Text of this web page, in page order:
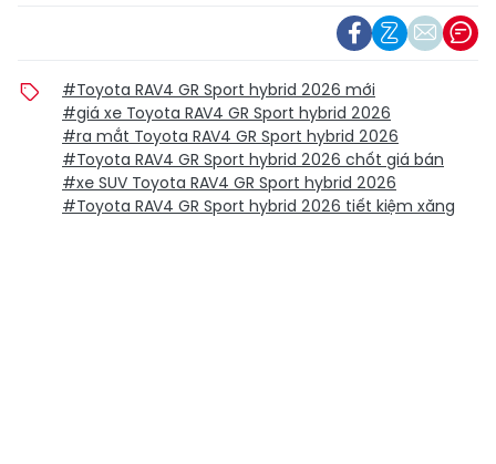
#Toyota RAV4 GR Sport hybrid 2026 mới
#giá xe Toyota RAV4 GR Sport hybrid 2026
#ra mắt Toyota RAV4 GR Sport hybrid 2026
#Toyota RAV4 GR Sport hybrid 2026 chốt giá bán
#xe SUV Toyota RAV4 GR Sport hybrid 2026
#Toyota RAV4 GR Sport hybrid 2026 tiết kiệm xăng